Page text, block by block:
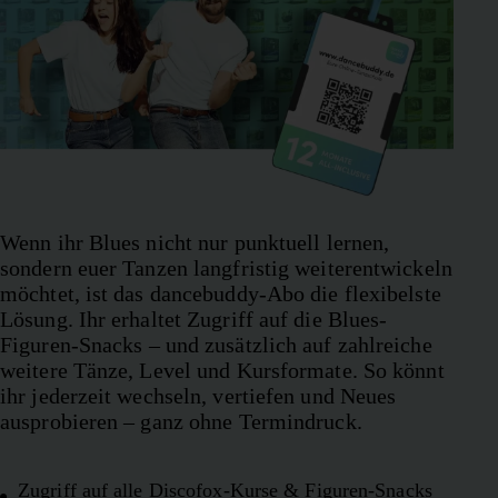
Wenn ihr Blues nicht nur punktuell lernen,
sondern euer Tanzen langfristig weiterentwickeln
möchtet, ist das dancebuddy-Abo die flexibelste
Lösung. Ihr erhaltet Zugriff auf die Blues-
Figuren-Snacks – und zusätzlich auf zahlreiche
weitere Tänze, Level und Kursformate. So könnt
ihr jederzeit wechseln, vertiefen und Neues
ausprobieren – ganz ohne Termindruck.
Zugriff auf alle Discofox-Kurse & Figuren-Snacks